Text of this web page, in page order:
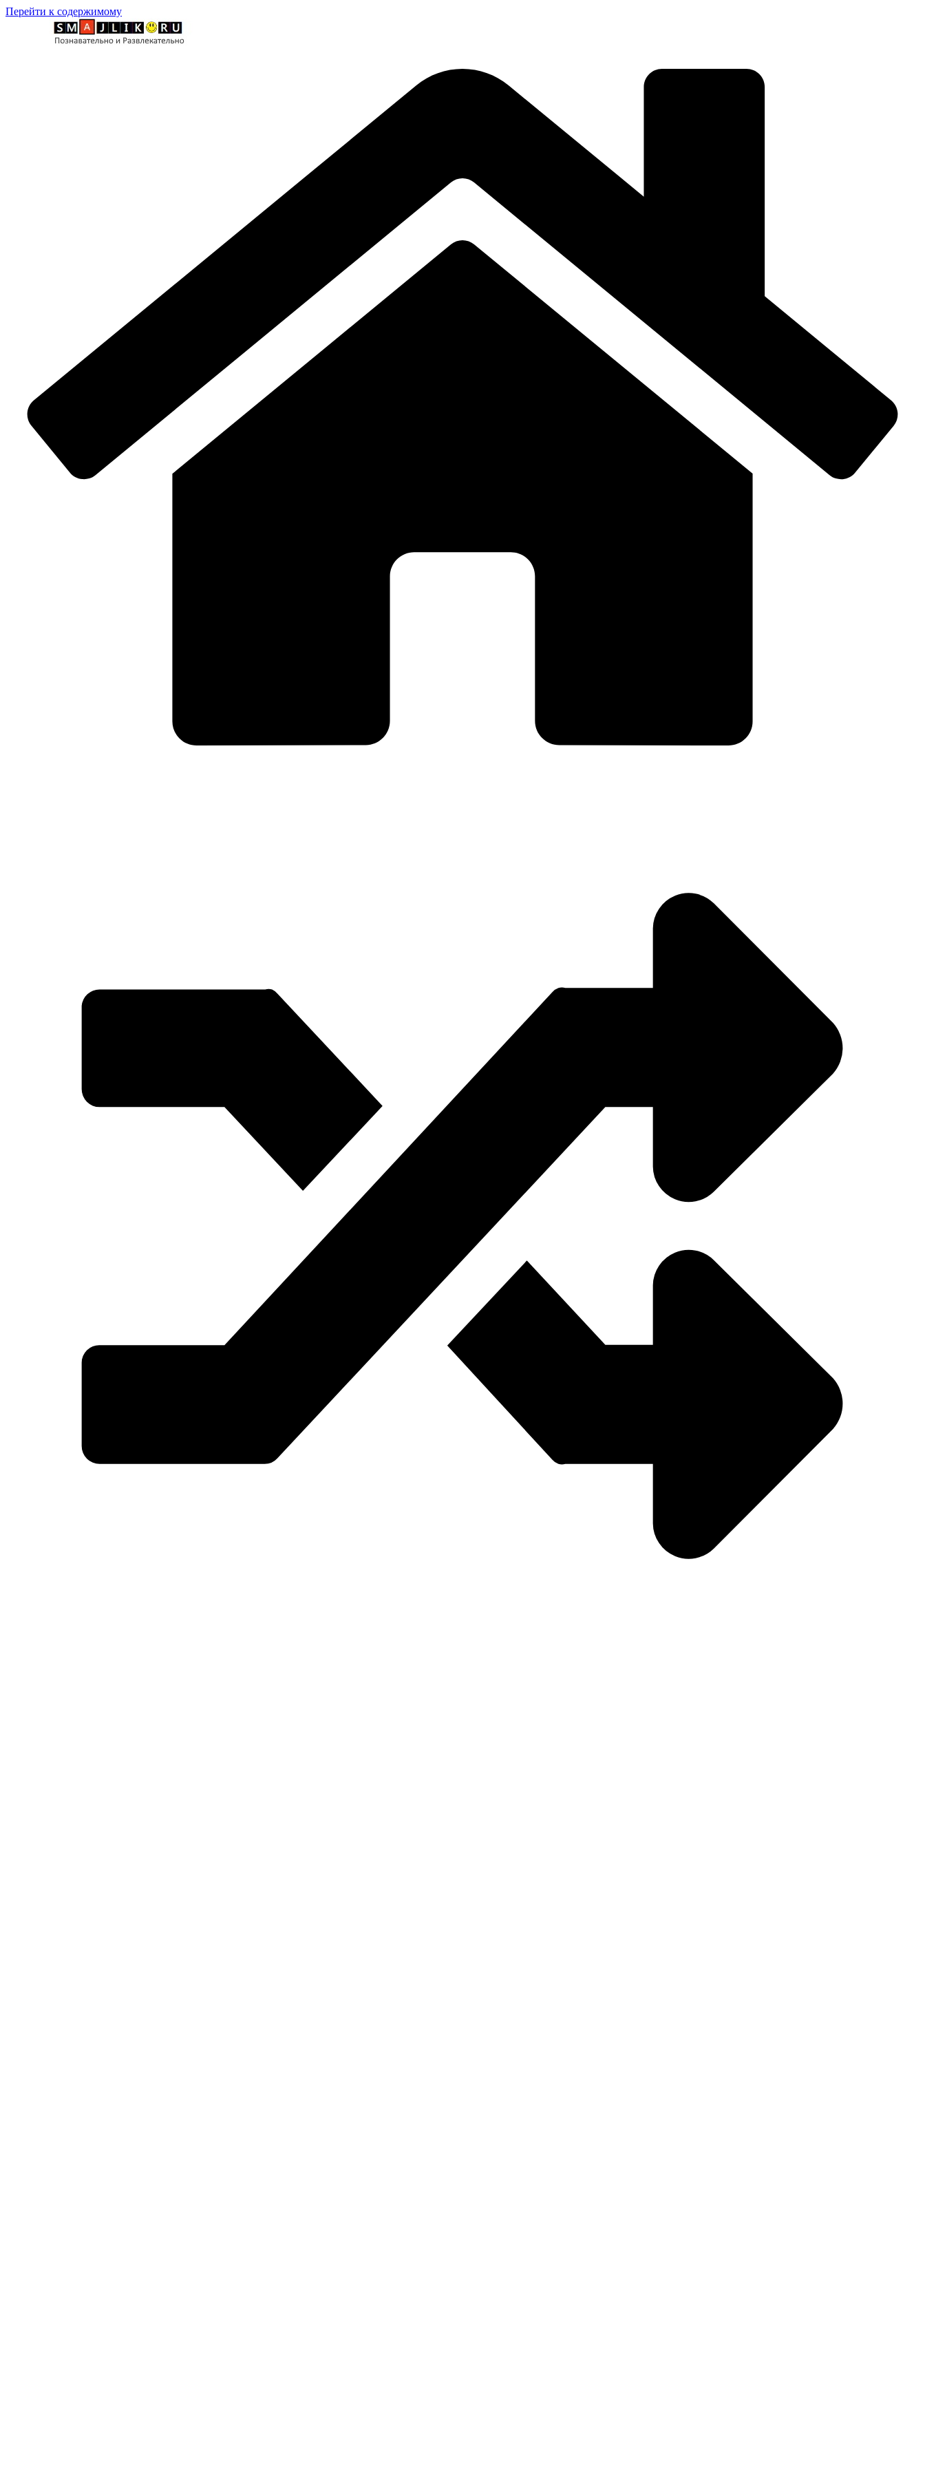
Перейти к содержимому